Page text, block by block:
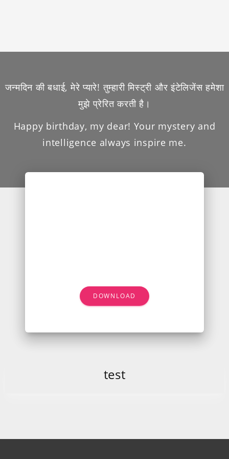
जन्मदिन की बधाई, मेरे प्यारे! तुम्हारी मिस्ट्री और इंटेलिजेंस हमेशा
मुझे प्रेरित करती है।
Happy birthday, my dear! Your mystery and
intelligence always inspire me.
DOWNLOAD
test